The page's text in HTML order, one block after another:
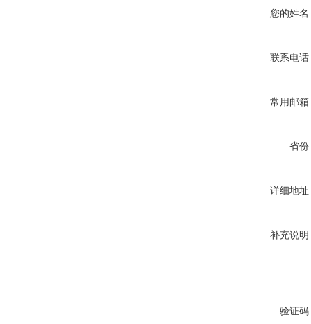
您的姓名
联系电话
常用邮箱
省份
详细地址
补充说明
验证码